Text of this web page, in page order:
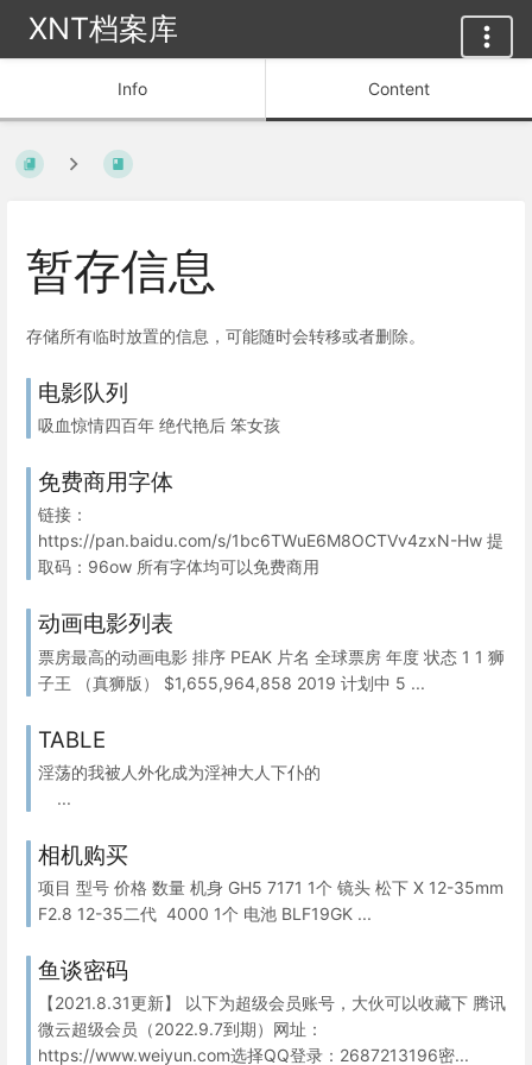
XNT档案库
Info Content
暂存信息
存储所有临时放置的信息，可能随时会转移或者删除。
电影队列
吸血惊情四百年 绝代艳后 笨女孩
免费商用字体
链接：
https://pan.baidu.com/s/1bc6TWuE6M8OCTVv4zxN-Hw 提
取码：96ow 所有字体均可以免费商用
动画电影列表
票房最高的动画电影 排序 PEAK 片名 全球票房 年度 状态 1 1 狮
子王 （真狮版） $1,655,964,858 2019 计划中 5 ...
TABLE
淫荡的我被人外化成为淫神大人下仆的
...
相机购买
项目 型号 价格 数量 机身 GH5 7171 1个 镜头 松下 X 12-35mm
F2.8 12-35二代 4000 1个 电池 BLF19GK ...
鱼谈密码
【2021.8.31更新】 以下为超级会员账号，大伙可以收藏下 腾讯
微云超级会员（2022.9.7到期）网址：
https://www.weiyun.com选择QQ登录：2687213196密...